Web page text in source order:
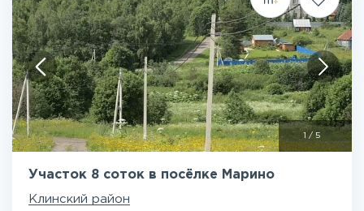
/ 5
Участок 8 соток в посёлке Марино
Клинский район